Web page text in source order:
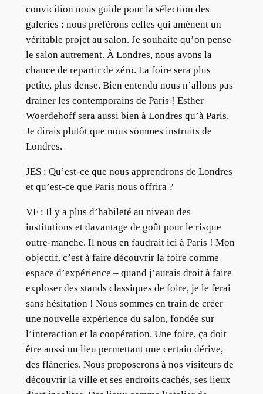
convicition nous guide pour la sélection des
galeries : nous préférons celles qui amènent un
véritable projet au salon. Je souhaite qu’on pense
le salon autrement. À Londres, nous avons la
chance de repartir de zéro. La foire sera plus
petite, plus dense. Bien entendu nous n’allons pas
drainer les contemporains de Paris ! Esther
Woerdehoff sera aussi bien à Londres qu’à Paris.
Je dirais plutôt que nous sommes instruits de
Londres.
JES : Qu’est-ce que nous apprendrons de Londres
et qu’est-ce que Paris nous offrira ?
VF : Il y a plus d’habileté au niveau des
institutions et davantage de goût pour le risque
outre-manche. Il nous en faudrait ici à Paris ! Mon
objectif, c’est à faire découvrir la foire comme
espace d’expérience – quand j’aurais droit à faire
exploser des stands classiques de foire, je le ferai
sans hésitation ! Nous sommes en train de créer
une nouvelle expérience du salon, fondée sur
l’interaction et la coopération. Une foire, ça doit
être aussi un lieu permettant une certain dérive,
des flâneries. Nous proposerons à nos visiteurs de
découvrir la ville et ses endroits cachés, ses lieux